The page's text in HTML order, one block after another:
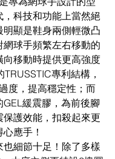
，科技和功能上當然絕
顯是鞋身兩側輕微凸
網球手頻繁左右移動的
向移動時提供更高強度
專利結構，
度，提高穩定性；而
緩震膠，為前後腳
護效能，扣殺起來更
心應手！
細節十足！除了多樣